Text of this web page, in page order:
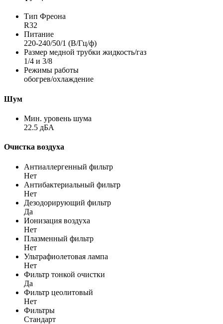
Тип Фреона
R32
Питание
220-240/50/1 (В/Гц/ф)
Размер медной трубки жидкость/газ
1/4 и 3/8
Режимы работы
обогрев/охлаждение
Шум
Мин. уровень шума
22.5 дБА
Очистка воздуха
Антиаллергенный фильтр
Нет
Антибактериальный фильтр
Нет
Дезодорирующий фильтр
Да
Ионизация воздуха
Нет
Плазменный фильтр
Нет
Ультрафиолетовая лампа
Нет
Фильтр тонкой очистки
Да
Фильтр цеолитовый
Нет
Фильтры
Стандарт